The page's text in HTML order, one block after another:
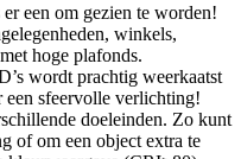
een om gezien te worden!
winkels,
hoge plafonds.
wordt prachtig weerkaatst
sfeervolle verlichting!
doeleinden. Zo kunt
of om een object extra te